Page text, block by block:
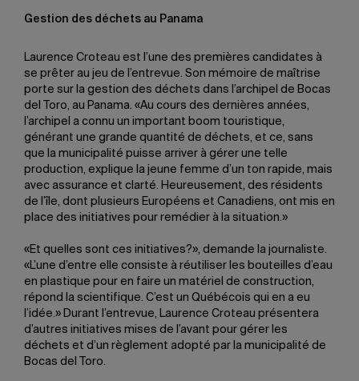
Gestion des déchets au Panama
Laurence Croteau est l’une des premières candidates à
se prêter au jeu de l’entrevue. Son mémoire de maîtrise
porte sur la gestion des déchets dans l’archipel de Bocas
del Toro, au Panama. «Au cours des dernières années,
l’archipel a connu un important boom touristique,
générant une grande quantité de déchets, et ce, sans
que la municipalité puisse arriver à gérer une telle
production, explique la jeune femme d’un ton rapide, mais
avec assurance et clarté. Heureusement, des résidents
de l’île, dont plusieurs Européens et Canadiens, ont mis en
place des initiatives pour remédier à la situation.»
«Et quelles sont ces initiatives?», demande la journaliste.
«L’une d’entre elle consiste à réutiliser les bouteilles d’eau
en plastique pour en faire un matériel de construction,
répond la scientifique. C’est un Québécois qui en a eu
l’idée.» Durant l’entrevue, Laurence Croteau présentera
d’autres initiatives mises de l’avant pour gérer les
déchets et d’un règlement adopté par la municipalité de
Bocas del Toro.